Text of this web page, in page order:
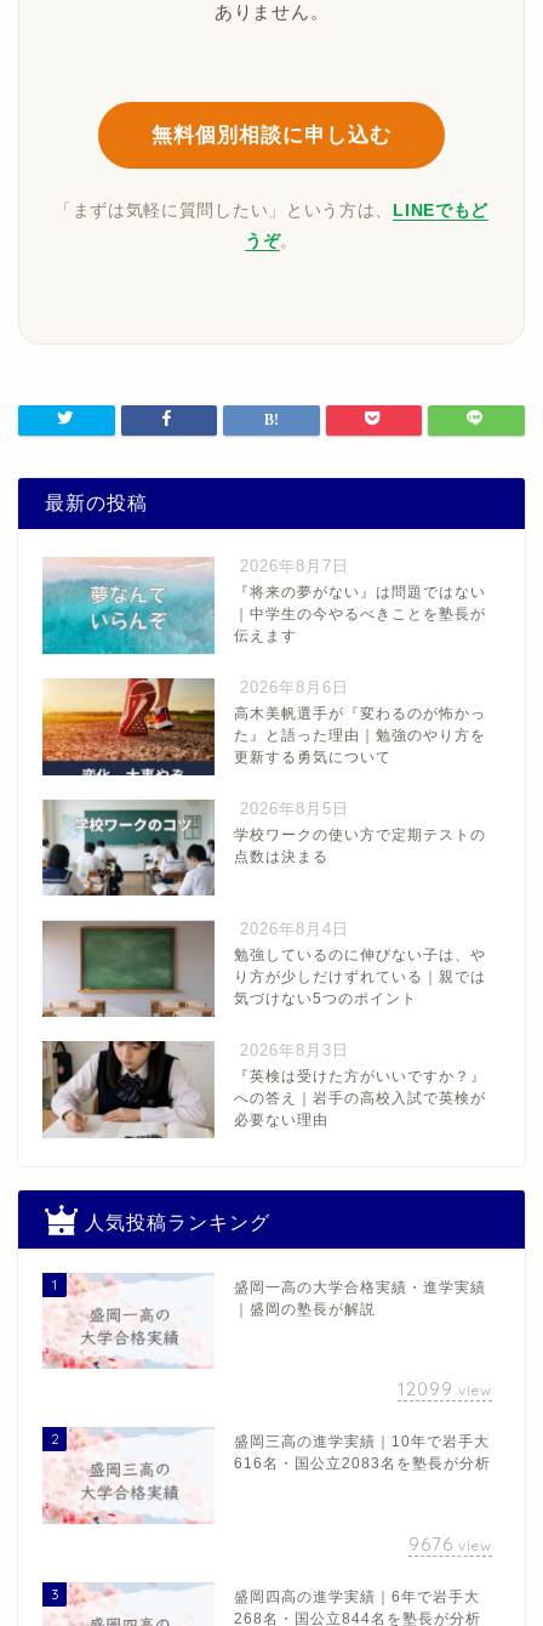
ありません。
無料個別相談に申し込む
「まずは気軽に質問したい」という方は、 LINEでもど
うぞ。
最新の投稿
2026年8月7日
『将来の夢がない』は問題ではない
｜中学生の今やるべきことを塾長が
伝えます
2026年8月6日
高木美帆選手が『変わるのが怖かっ
た』と語った理由｜勉強のやり方を
更新する勇気について
2026年8月5日
学校ワークの使い方で定期テストの
点数は決まる
2026年8月4日
勉強しているのに伸びない子は、や
り方が少しだけずれている｜親では
気づけない5つのポイント
2026年8月3日
『英検は受けた方がいいですか？』
への答え｜岩手の高校入試で英検が
必要ない理由
人気投稿ランキング
1
盛岡一高の大学合格実績・進学実績
｜盛岡の塾長が解説
12099 view
2
盛岡三高の進学実績｜10年で岩手大
616名・国公立2083名を塾長が分析
9676 view
3
盛岡四高の進学実績｜6年で岩手大
268名・国公立844名を塾長が分析